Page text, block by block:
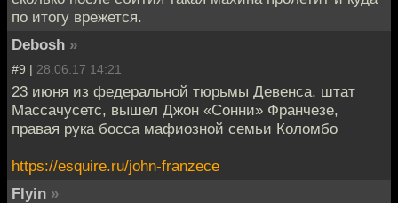
по итогу врежется.
Debosh »
#9 | 28.06.17 14:21
23 июня из федеральной тюрьмы Девенса, штат
Массачусетс, вышел Джон «Сонни» Франчезе,
правая рука босса мафиозной семьи Коломбо
https://esquire.ru/john-franzece
Flyin »